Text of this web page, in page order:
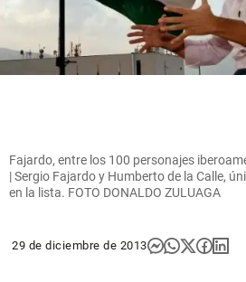
Fajardo, entre los 100 personajes
| Sergio Fajardo y Humberto de la Calle,
en la lista. FOTO DONALDO ZULUAGA
29 de diciembre de 2013